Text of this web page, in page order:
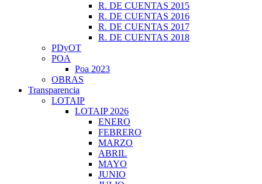
R. DE CUENTAS 2015
R. DE CUENTAS 2016
R. DE CUENTAS 2017
R. DE CUENTAS 2018
PDyOT
POA
Poa 2023
OBRAS
Transparencia
LOTAIP
LOTAIP 2026
ENERO
FEBRERO
MARZO
ABRIL
MAYO
JUNIO